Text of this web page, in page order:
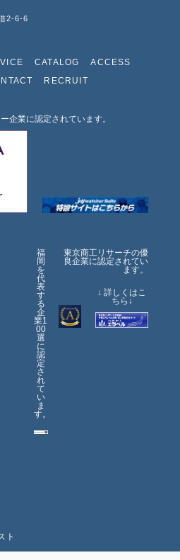
2-6-6
CATALOG
ACCESS
RECRUIT
企業に認定されています。
福
岡
を
代
表
す
る
企
業1
00
選
に
認
定
さ
れ
て
い
ま
す。
東京商工リサーチの優
良企業に認定されてい
ます。
↓ 詳しくはこ
ちら↓
ト